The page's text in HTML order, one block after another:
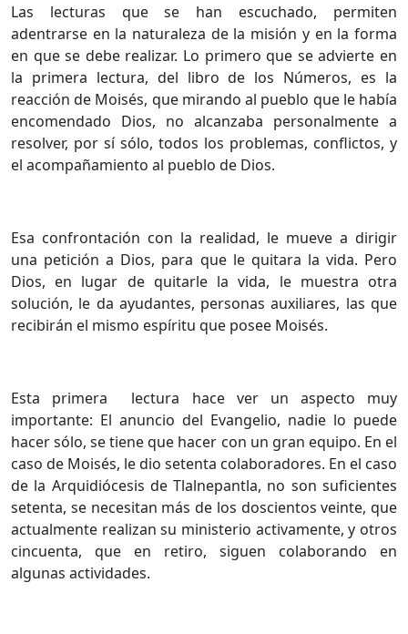
Las lecturas que se han escuchado, permiten
adentrarse en la naturaleza de la misión y en la forma
en que se debe realizar. Lo primero que se advierte en
la primera lectura, del libro de los Números, es la
reacción de Moisés, que mirando al pueblo que le había
encomendado Dios, no alcanzaba personalmente a
resolver, por sí sólo, todos los problemas, conflictos, y
el acompañamiento al pueblo de Dios.
Esa confrontación con la realidad, le mueve a dirigir
una petición a Dios, para que le quitara la vida. Pero
Dios, en lugar de quitarle la vida, le muestra otra
solución, le da ayudantes, personas auxiliares, las que
recibirán el mismo espíritu que posee Moisés.
Esta primera lectura hace ver un aspecto muy
importante: El anuncio del Evangelio, nadie lo puede
hacer sólo, se tiene que hacer con un gran equipo. En el
caso de Moisés, le dio setenta colaboradores. En el caso
de la Arquidiócesis de Tlalnepantla, no son suficientes
setenta, se necesitan más de los doscientos veinte, que
actualmente realizan su ministerio activamente, y otros
cincuenta, que en retiro, siguen colaborando en
algunas actividades.